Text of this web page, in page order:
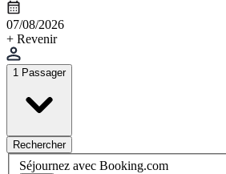
07/08/2026
+ Revenir
1 Passager
Rechercher
Séjournez avec Booking.com